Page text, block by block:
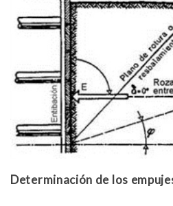
Determinación de los